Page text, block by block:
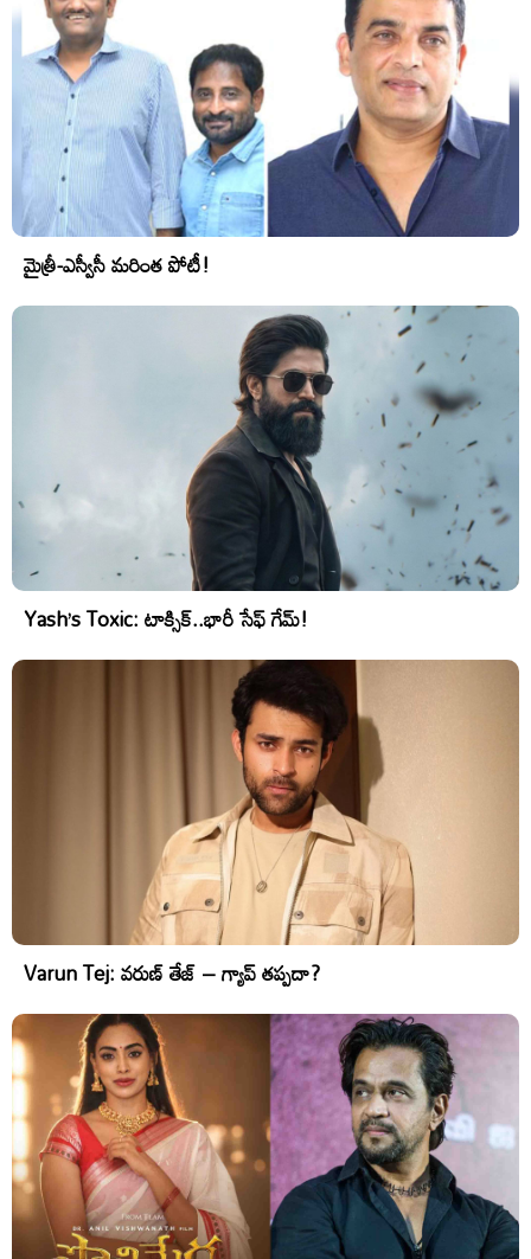
మైత్రీ-ఎస్వీసీ మరింత పోటీ!
Yash’s Toxic: టాక్సిక్..భారీ సేఫ్ గేమ్!
Varun Tej: వరుణ్ తేజ్ – గ్యాప్ తప్పదా?